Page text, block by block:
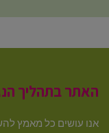
האתר בתהליך
אנו עושים כל מאמץ